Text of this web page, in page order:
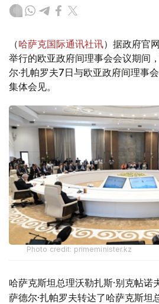
（哈萨克国际通讯社讯）据政府官
举行的欧亚政府间理事会会议期间
尔·扎帕罗夫7日与欧亚政府间理事
集体会见。
Photo credit: primeminister.kz
哈萨克斯坦总理沃勒扎斯·别克帖诺
萨德尔·扎帕罗夫转达了哈萨克斯坦